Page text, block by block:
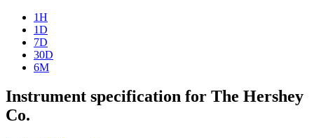
1H
1D
7D
30D
6M
Instrument specification for The Hershey
Co.